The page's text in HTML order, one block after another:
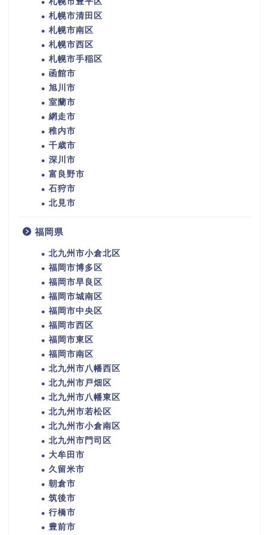
札幌市清田区
札幌市南区
札幌市西区
札幌市手稲区
函館市
旭川市
室蘭市
網走市
稚内市
千歳市
深川市
富良野市
石狩市
北見市
福岡県
北九州市小倉北区
福岡市博多区
福岡市早良区
福岡市城南区
福岡市中央区
福岡市西区
福岡市東区
福岡市南区
北九州市八幡西区
北九州市戸畑区
北九州市八幡東区
北九州市若松区
北九州市小倉南区
北九州市門司区
大牟田市
久留米市
朝倉市
筑後市
行橋市
豊前市